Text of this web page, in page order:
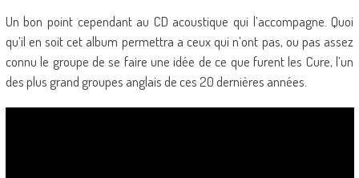
Un bon point cependant au CD acoustique qui l’accompagne. Quoi
qu’il en soit cet album permettra a ceux qui n’ont pas, ou pas assez
connu le groupe de se faire une idée de ce que furent les Cure, l’un
des plus grand groupes anglais de ces 20 dernières années.